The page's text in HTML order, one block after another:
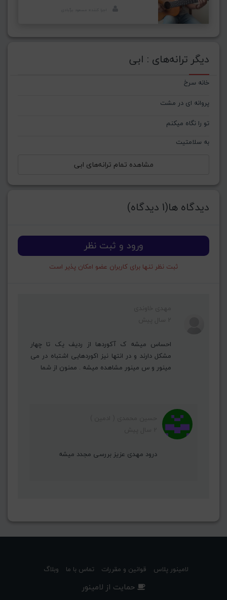
دیگر ترانه‌های : ابی
خانه سرخ
پروانه ای در مشت
تو را نگاه میکنم
به سلامتیت
مشاهده تمام ترانه‌های ابی
دیدگاه ها(1 دیدگاه)
ورود و ثبت نظر
ثبت نظر تنها برای کاربران عضو امکان پذیر است
احساس میشه ک آکوردها از ردیف یک تا چهار
مشکل دارند و در انتها نیز اکوردهایی اشتباه در می
مینور و س مینور مشاهده میشه . ممنون از شما
درود مهدی عزیز بررسی مجدد میشه
لامینور پلاس قوانین و مقررات تماس با ما وبلاگ
حمایت از لامینور